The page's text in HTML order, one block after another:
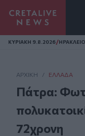
Homepage
ΚΥΡΙΑΚΗ 9.8.2026/ΗΡΑΚΛΕΙΟ
ΑΡΧΙΚΗ / ΕΛΛΆΔΑ
Πάτρα:
72χρονη